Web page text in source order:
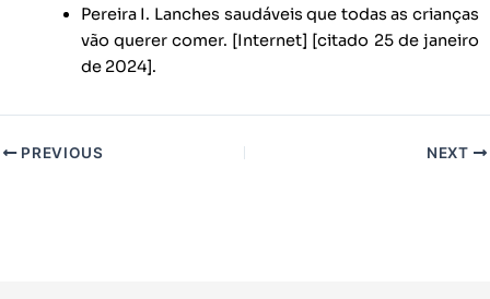
Pereira I. Lanches saudáveis que todas as crianças
vão querer comer. [Internet] [citado 25 de janeiro
de 2024].
PREVIOUS NEXT